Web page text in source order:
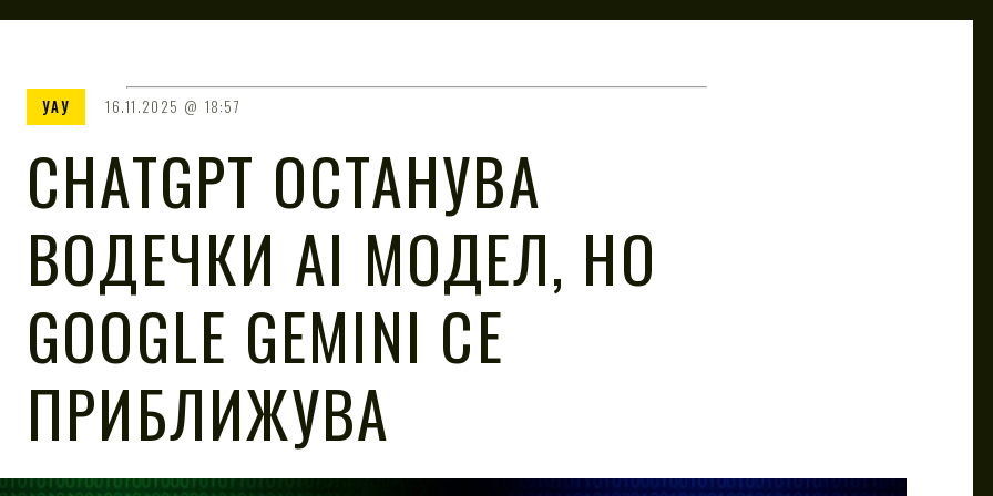
УАУ 16.11.2025 18:57
CHATGPT ОСТАНУВА
ВОДЕЧКИ AI МОДЕЛ, НО
GOOGLE GEMINI СЕ
ПРИБЛИЖУВА